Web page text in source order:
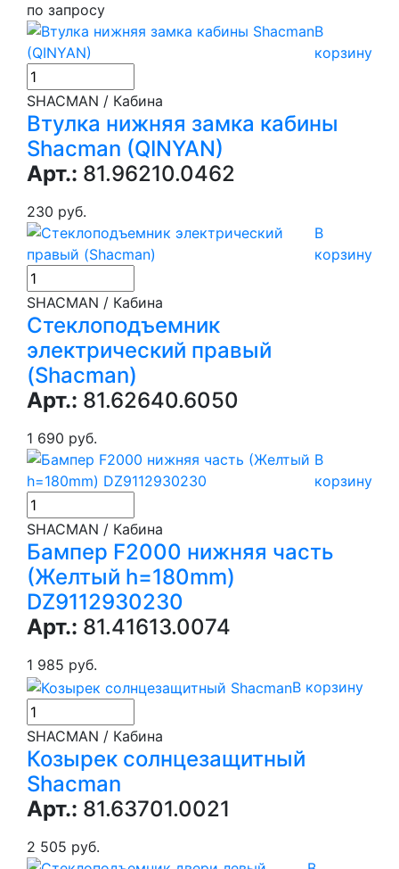
по запросу
В
корзину
SHACMAN / Кабина
Втулка нижняя замка кабины
Shacman (QINYAN)
Арт.: 81.96210.0462
230 руб.
В
корзину
SHACMAN / Кабина
Стеклоподъемник
электрический правый
(Shacman)
Арт.: 81.62640.6050
1 690 руб.
В
корзину
SHACMAN / Кабина
Бампер F2000 нижняя часть
(Желтый h=180mm)
DZ9112930230
Арт.: 81.41613.0074
1 985 руб.
В корзину
SHACMAN / Кабина
Козырек солнцезащитный
Shacman
Арт.: 81.63701.0021
2 505 руб.